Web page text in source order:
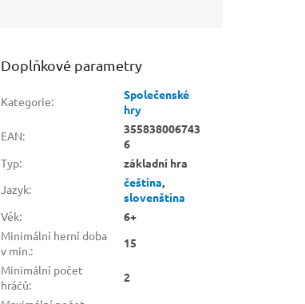
Doplňkové parametry
Kategorie:
Společenské
hry
EAN:
355838006743
6
Typ:
základní hra
Jazyk: čeština
slovenština
Věk:
6+
Minimální herní doba
v min. :
15
Minimální počet
hráčů:
2